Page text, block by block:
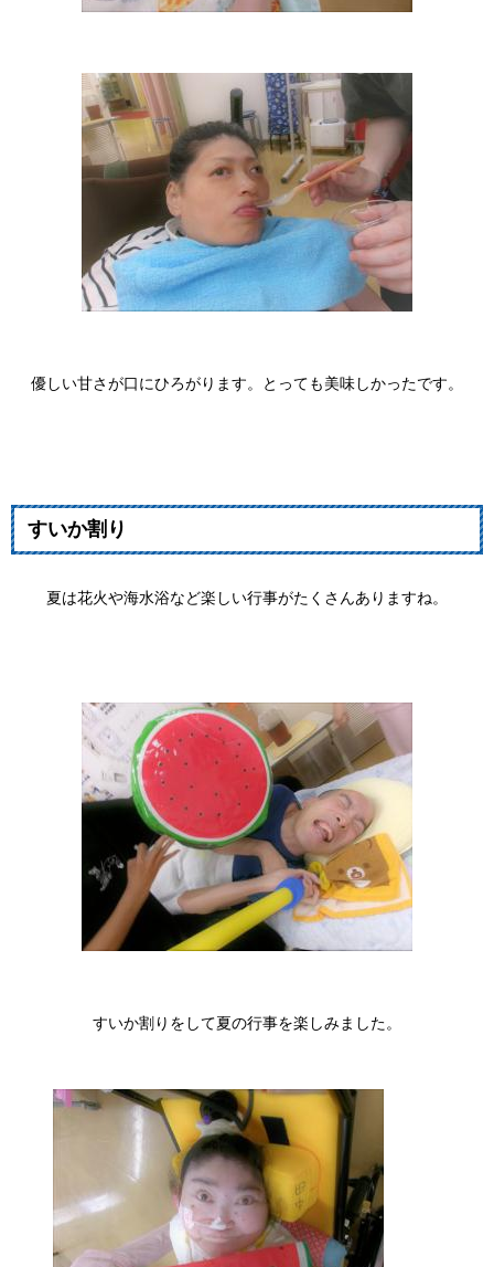
優しい甘さが口にひろがります。とっても美味しかったです。
すいか割り
夏は花火や海水浴など楽しい行事がたくさんありますね。
すいか割りをして夏の行事を楽しみました。